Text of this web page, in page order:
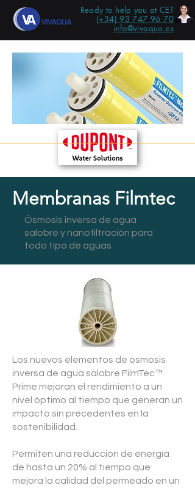
Ready to help you at CET
(+34) 93 747 96 70
info@vivaqua.es
Membranas Filmtec
Ósmosis inversa de agua
salobre y nanofiltración para
todo tipo de aguas
Los nuevos elementos de ósmosis
inversa de agua salobre FilmTec™
Prime mejoran el rendimiento a un
nivel óptimo al tiempo que generan un
impacto sin precedentes en la
sostenibilidad.
Permiten una reducción de energía
de hasta un 20% al tiempo que
mejora la calidad del permeado en un